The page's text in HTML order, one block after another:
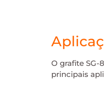
O grafite
principais